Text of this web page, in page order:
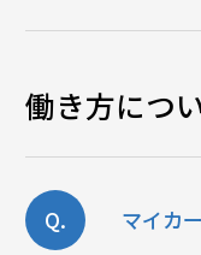
働き方につ
Q. マイカ